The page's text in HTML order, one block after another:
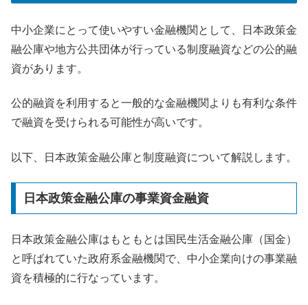
中小企業にとって使いやすい金融機関として、日本政策金
融公庫や地方公共団体が行っている制度融資などの公的融
資があります。
公的融資を利用すると一般的な金融機関よりも有利な条件
で融資を受けられる可能性が高いです。
以下、日本政策金融公庫と制度融資について解説します。
日本政策金融公庫の事業資金融資
日本政策金融公庫はもともとは国民生活金融公庫（国金）
と呼ばれていた政府系金融機関で、中小企業向けの事業融
資を積極的に行なっています。